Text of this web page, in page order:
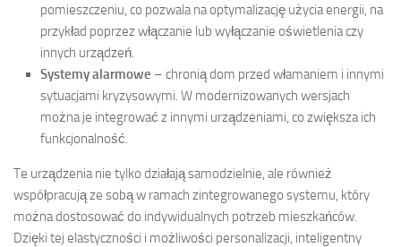
pomieszczeniu, co pozwala na optymalizację użycia energii, na
przykład poprzez włączanie lub wyłączanie oświetlenia czy
innych urządzeń.
Systemy alarmowe – chronią dom przed włamaniem i innymi
sytuacjami kryzysowymi. W modernizowanych wersjach
można je integrować z innymi urządzeniami, co zwiększa ich
funkcjonalność.
Te urządzenia nie tylko działają samodzielnie, ale również
współpracują ze sobą w ramach zintegrowanego systemu, który
można dostosować do indywidualnych potrzeb mieszkańców.
Dzięki tej elastyczności i możliwości personalizacji, inteligentny